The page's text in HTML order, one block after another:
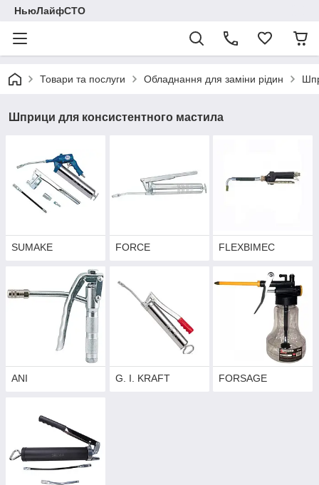
НьюЛайфСТО
Товари та послуги Обладнання для заміни рідин
Шприци для консистентного мастила
SUMAKE FORCE FLEXBIMEC
ANI G. I. KRAFT FORSAGE